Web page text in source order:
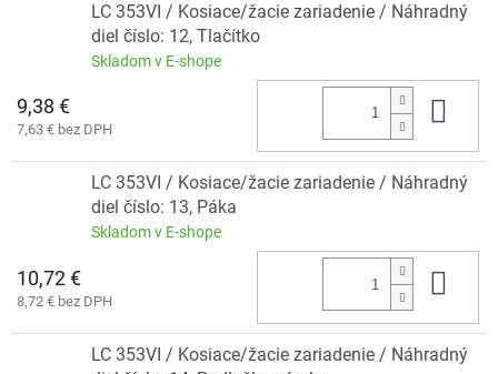
LC 353VI / Kosiace/žacie zariadenie / Náhradný
diel číslo: 12, Tlačítko
Skladom v E-shope
9,38 €
7,63 € bez DPH
LC 353VI / Kosiace/žacie zariadenie / Náhradný
diel číslo: 13, Páka
Skladom v E-shope
10,72 €
8,72 € bez DPH
LC 353VI / Kosiace/žacie zariadenie / Náhradný